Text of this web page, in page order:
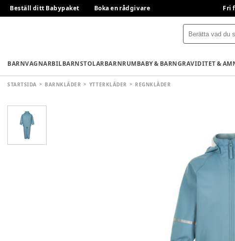
Beställ ditt Babypaket Boka en rådgivare Fri
BARNVAGNARBILBARNSTOLARBARNRUMBABY & BARNGRAVIDITET &
STARTSIDA BARNKLÄDER YTTERKLÄDER REGNKLÄDER